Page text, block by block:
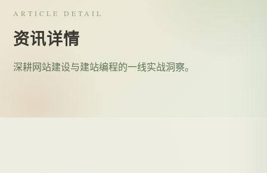
ARTICLE DETAIL
资讯详情
深耕网站建设与建站编程的一线实战洞察。